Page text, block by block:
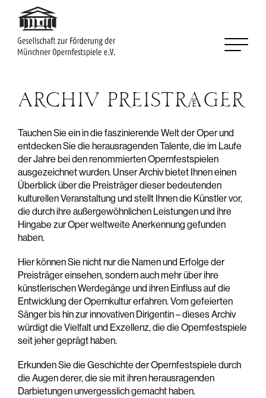
ARCHIV PREISTRÄGER
Tauchen Sie ein in die faszinierende Welt der Oper und
entdecken Sie die herausragenden Talente, die im Laufe
der Jahre bei den renommierten Opernfestspielen
ausgezeichnet wurden. Unser Archiv bietet Ihnen einen
Überblick über die Preisträger dieser bedeutenden
kulturellen Veranstaltung und stellt Ihnen die Künstler vor,
die durch ihre außergewöhnlichen Leistungen und ihre
Hingabe zur Oper weltweite Anerkennung gefunden
haben.
Hier können Sie nicht nur die Namen und Erfolge der
Preisträger einsehen, sondern auch mehr über ihre
künstlerischen Werdegänge und ihren Einfluss auf die
Entwicklung der Opernkultur erfahren. Vom gefeierten
Sänger bis hin zur innovativen Dirigentin – dieses Archiv
würdigt die Vielfalt und Exzellenz, die die Opernfestspiele
seit jeher geprägt haben.
Erkunden Sie die Geschichte der Opernfestspiele durch
die Augen derer, die sie mit ihren herausragenden
Darbietungen unvergesslich gemacht haben.